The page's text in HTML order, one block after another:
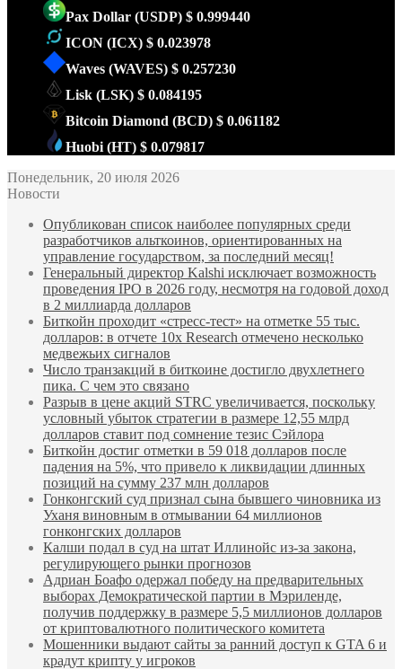
Pax Dollar (USDP) $ 0.999440
ICON (ICX) $ 0.023978
Waves (WAVES) $ 0.257230
Lisk (LSK) $ 0.084195
Bitcoin Diamond (BCD) $ 0.061182
Huobi (HT) $ 0.079817
Понедельник, 20 июля 2026
Новости
Опубликован список наиболее популярных среди
разработчиков альткоинов, ориентированных на
управление государством, за последний месяц!
Генеральный директор Kalshi исключает возможность
проведения IPO в 2026 году, несмотря на годовой доход
в 2 миллиарда долларов
Биткойн проходит «стресс-тест» на отметке 55 тыс.
долларов: в отчете 10x Research отмечено несколько
медвежьих сигналов
Число транзакций в биткоине достигло двухлетнего
пика. С чем это связано
Разрыв в цене акций STRC увеличивается, поскольку
условный убыток стратегии в размере 12,55 млрд
долларов ставит под сомнение тезис Сэйлора
Биткойн достиг отметки в 59 018 долларов после
падения на 5%, что привело к ликвидации длинных
позиций на сумму 237 млн долларов
Гонконгский суд признал сына бывшего чиновника из
Уханя виновным в отмывании 64 миллионов
гонконгских долларов
Калши подал в суд на штат Иллинойс из-за закона,
регулирующего рынки прогнозов
Адриан Боафо одержал победу на предварительных
выборах Демократической партии в Мэриленде,
получив поддержку в размере 5,5 миллионов долларов
от криптовалютного политического комитета
Мошенники выдают сайты за ранний доступ к GTA 6 и
крадут крипту у игроков